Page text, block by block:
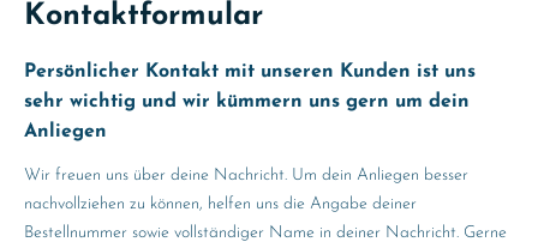
Kontaktformular
Persönlicher Kontakt mit unseren Kunden ist uns
sehr wichtig und wir kümmern uns gern um dein
Anliegen
Wir freuen uns über deine Nachricht. Um dein Anliegen besser
nachvollziehen zu können, helfen uns die Angabe deiner
Bestellnummer sowie vollständiger Name in deiner Nachricht. Gerne